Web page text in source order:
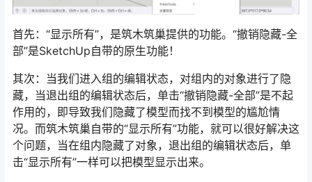
首先：“显示所有”，是筑木筑巢提供的功能。“撤销隐藏-全
部”是SketchUp自带的原生功能！
其次：当我们进入组的编辑状态，对组内的对象进行了隐
藏，当退出组的编辑状态后，单击“撤销隐藏-全部”是不起
作用的，即导致我们隐藏了模型而找不到模型的尴尬情
况。而筑木筑巢自带的“显示所有”功能，就可以很好解决这
个问题，当在组内隐藏了对象，退出组的编辑状态后，单
击“显示所有”一样可以把模型显示出来。